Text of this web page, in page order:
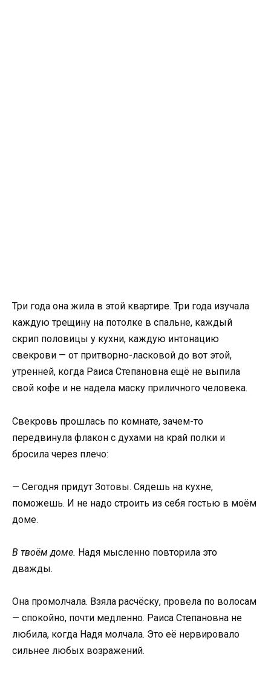
Три года она жила в этой квартире. Три года изучала
каждую трещину на потолке в спальне, каждый
скрип половицы у кухни, каждую интонацию
свекрови — от притворно-ласковой до вот этой,
утренней, когда Раиса Степановна ещё не выпила
свой кофе и не надела маску приличного человека.
Свекровь прошлась по комнате, зачем-то
передвинула флакон с духами на край полки и
бросила через плечо:
— Сегодня придут Зотовы. Сядешь на кухне,
поможешь. И не надо строить из себя гостью в моём
доме.
В твоём доме. Надя мысленно повторила это
дважды.
Она промолчала. Взяла расчёску, провела по волосам
— спокойно, почти медленно. Раиса Степановна не
любила, когда Надя молчала. Это её нервировало
сильнее любых возражений.